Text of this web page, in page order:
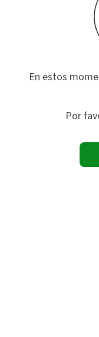
En estos
Por